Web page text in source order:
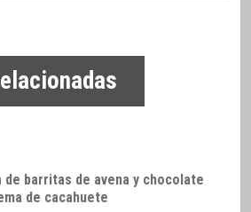
de barritas de avena y chocolate
de cacahuete